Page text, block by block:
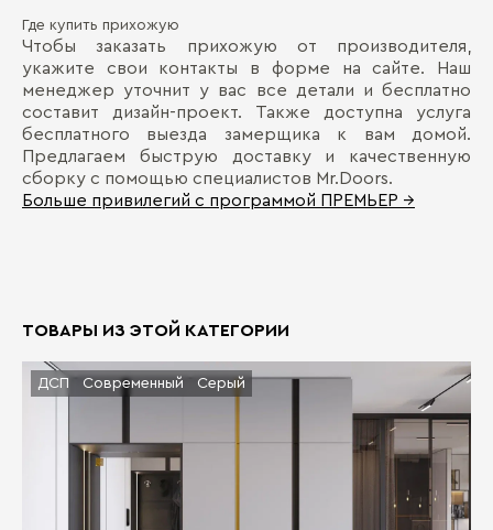
Где купить прихожую
Чтобы заказать прихожую от производителя,
укажите свои контакты в форме на сайте. Наш
менеджер уточнит у вас все детали и бесплатно
составит дизайн-проект. Также доступна услуга
бесплатного выезда замерщика к вам домой.
Предлагаем быструю доставку и качественную
сборку с помощью специалистов Mr.Doors.
Больше привилегий с программой ПРЕМЬЕР →
ТОВАРЫ ИЗ ЭТОЙ КАТЕГОРИИ
ДСП Современный Серый